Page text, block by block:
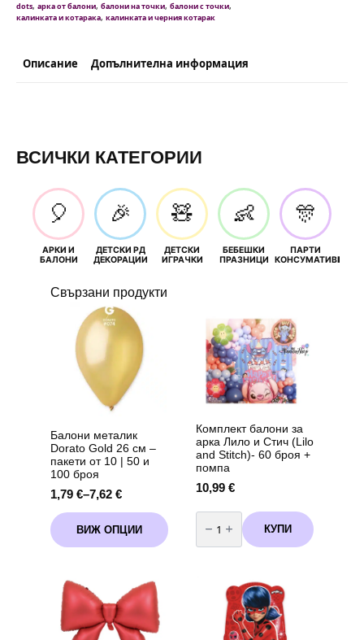
dots, арка от балони, балони на точки, балони с точки,
калинката и котарака, калинката и черния котарак
Описание Допълнителна информация
ВСИЧКИ КАТЕГОРИИ
🎈
АРКИ И
БАЛОНИ
🎉
ДЕТСКИ РД
ДЕКОРАЦИИ
🧸
ДЕТСКИ
ИГРАЧКИ
👶
БЕБЕШКИ
ПРАЗНИЦИ
🎊
ПАРТИ
КОНСУМАТИВИ
Свързани продукти
Балони металик
Dorato Gold 26 см –
пакети от 10 | 50 и
100 броя
1,79 €–7,62 €
Price
range:
1,79 €
through
ВИЖ ОПЦИИ
This
product
has
variants.
The
options
may
Комплект балони за
арка Лило и Стич (Lilo
and Stitch)- 60 броя +
помпа
10,99 €
количество
за
Комплект
балони
Stitch)-
КУПИ